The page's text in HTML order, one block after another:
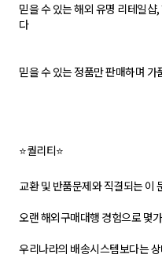
믿을 수 있는 해외 유명 리테일
다
믿을 수 있는 정품만 판매하며
⭐퀄리티⭐
교환 및 반품문제와 직결되는 이
오랜 해외구매대행 경험으로 몇
우리나라의 배송시스템보다는